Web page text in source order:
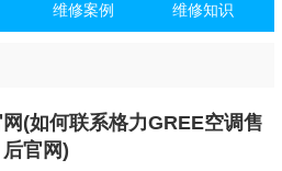
维修案例 维修知识
(如何联系格力GREE空调售
后官网)